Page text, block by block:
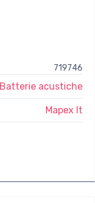
719746
Batterie acustiche
Mapex It